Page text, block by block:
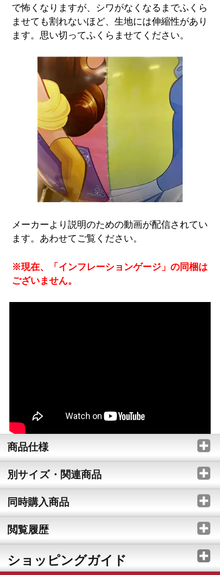
で怖くなりますが、シワがなくなるまでふくら
ませても割れないほど、生地には伸縮性があり
ます。思い切ってふくらませてください。
メーカーより説明のための動画が配信されてい
ます。あわせてご覧ください。
※現在、「インフレーションゲージ」の同梱は
ございません。
商品仕様
別サイズ・関連商品
同時購入商品
閲覧履歴
ショッピングガイド